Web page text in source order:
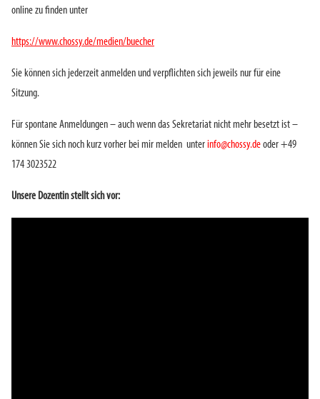
online zu finden unter
https://www.chossy.de/medien/buecher
Sie können sich jederzeit anmelden und verpflichten sich jeweils nur für eine
Sitzung.
Für spontane Anmeldungen – auch wenn das Sekretariat nicht mehr besetzt ist –
können Sie sich noch kurz vorher bei mir melden unterinfo@chossy.deoder +49
174 3023522
Unsere Dozentin stellt sich vor: